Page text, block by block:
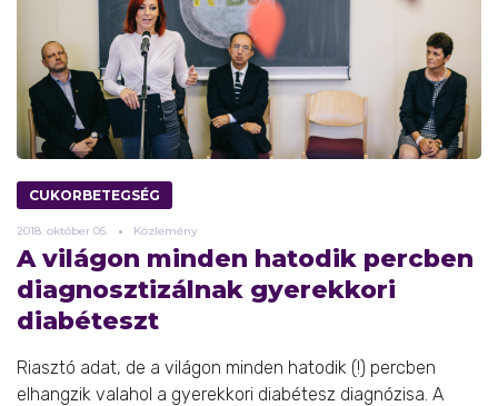
CUKORBETEGSÉG
2018. október 05. Közlemény
A világon minden hatodik percben
diagnosztizálnak gyerekkori
diabéteszt
Riasztó adat, de a világon minden hatodik (!) percben
elhangzik valahol a gyerekkori diabétesz diagnózisa. A